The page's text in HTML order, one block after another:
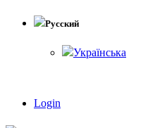
Русский
Українська
Login